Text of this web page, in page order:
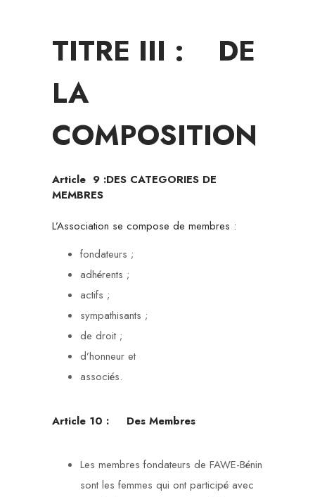
TITRE III : DE
LA
COMPOSITION
Article 9 :DES CATEGORIES DE
MEMBRES
L’Association se compose de membres :
fondateurs ;
adhérents ;
actifs ;
sympathisants ;
de droit ;
d’honneur et
associés.
Article 10 : Des Membres
Les membres fondateurs de FAWE-Bénin
sont les femmes qui ont participé avec